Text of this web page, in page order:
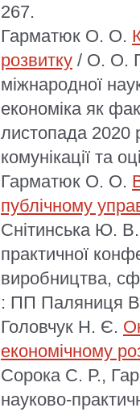
267.
Гарматюк О. О.
розвитку / О. О.
міжнародної
економіка як
листопада
комунікації та
Гарматюк О. О.
публічному
Снітинська Ю.
практичної
виробництва,
: ПП Паляниця
Головчук Н. Є.
економічному
Сорока С. Р.,
науково-